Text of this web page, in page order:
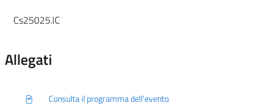
Cs25025.IC
Allegati
Consulta il programma dell'evento